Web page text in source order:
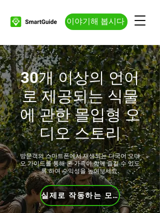
이야기해 봅시다
30개 이상의 언어
로 제공되는 식물
에 관한 몰입형 오
디오 스토리
방문객의 스마트폰에서 재생되는 다국어 오디
오 가이드를 통해 온 가족이 함께 즐길 수 있도
록 하여 수익성을 높여보세요.
실제로 작동하는 모습을 확인해 보세요